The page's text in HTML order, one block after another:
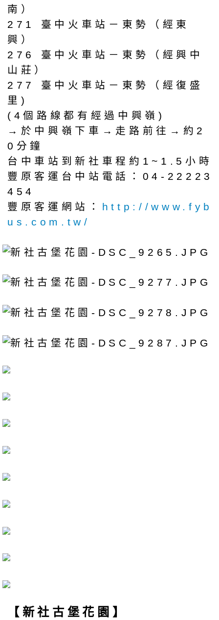
南）
271 臺中火車站－東勢（經東
興）
276 臺中火車站－東勢（經興中
山莊）
277 臺中火車站－東勢（經復盛
里)
(4個路線都有經過中興嶺)
→於中興嶺下車→走路前往→約2
0分鐘
台中車站到新社車程約1~1.5小時
豐原客運台中站電話：04-22223
454
豐原客運網站： http://www.fyb
us.com.tw/
【新社古堡花園】